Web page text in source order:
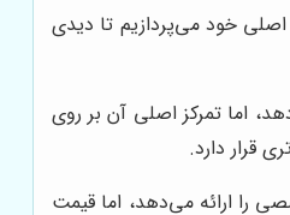
اصلی خود می‌پردازیم تا دیدی
اما تمرکز اصلی آن بر روی
قرار دارد.
را ارائه می‌دهد، اما قیمت